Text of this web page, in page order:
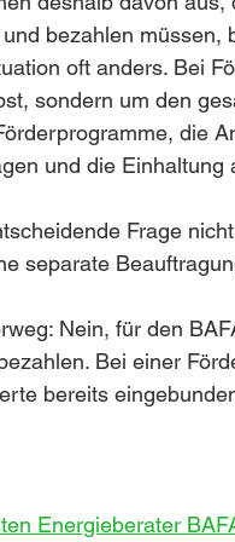
bezahlen müssen,
oft anders. Bei
sondern um den
die
und die Einhaltung
Frage
separate
Nein, für den
Bei einer
bereits
Energieberater